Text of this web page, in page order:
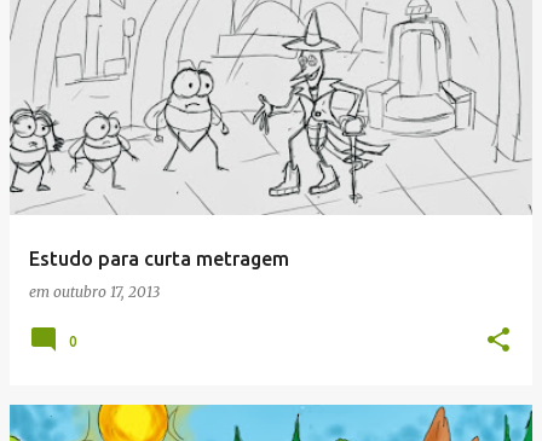
Estudo para curta metragem
em outubro 17, 2013
0